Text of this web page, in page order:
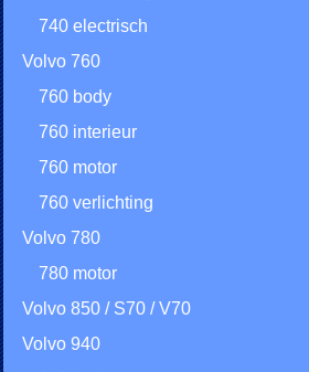
740 electrisch
Volvo 760
760 body
760 interieur
760 motor
760 verlichting
Volvo 780
780 motor
Volvo 850 / S70 / V70
Volvo 940